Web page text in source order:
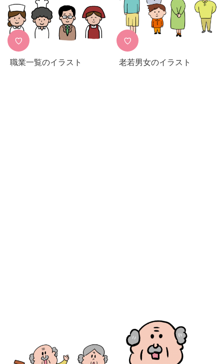
♡
職業一覧のイラスト
♡
老若男女のイラスト